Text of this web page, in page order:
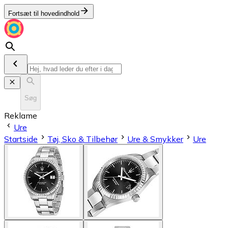
Fortsæt til hovedindhold
Søg
Reklame
Ure
Startside
Tøj, Sko & Tilbehør Ure & Smykker Ure